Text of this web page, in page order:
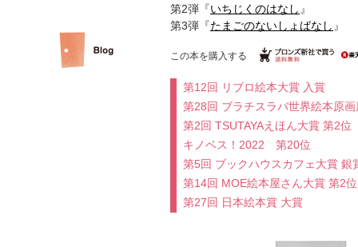
第2弾『 いちじくのはなし 』
第3弾『 たまごのないしょばなし 』
この本を購入する
第12回 リブロ絵本大賞 入賞
第28回 ブラチスラバ世界絵本原
第2回 TSUTAYAえほん大賞 第2位
キノベス！2022 第20位
第5回 ブックハウスカフェ大賞 銀
第14回 MOE絵本屋さん大賞 第2位
第27回 日本絵本賞 大賞